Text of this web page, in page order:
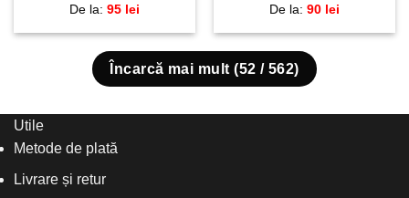
De la: 95 lei
De la: 90 lei
Încarcă mai mult(52 / 562)
Utile
Metode de plată
Livrare și retur